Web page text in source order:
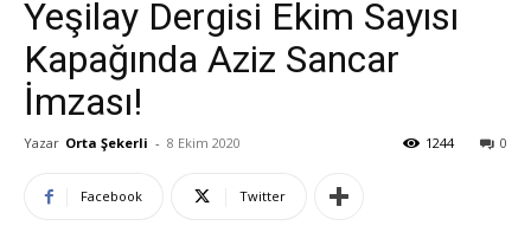
Yeşilay Dergisi Ekim Sayısı
Kapağında Aziz Sancar
İmzası!
Yazar Orta Şekerli - 8 Ekim 2020 0
1244
Facebook Twitter